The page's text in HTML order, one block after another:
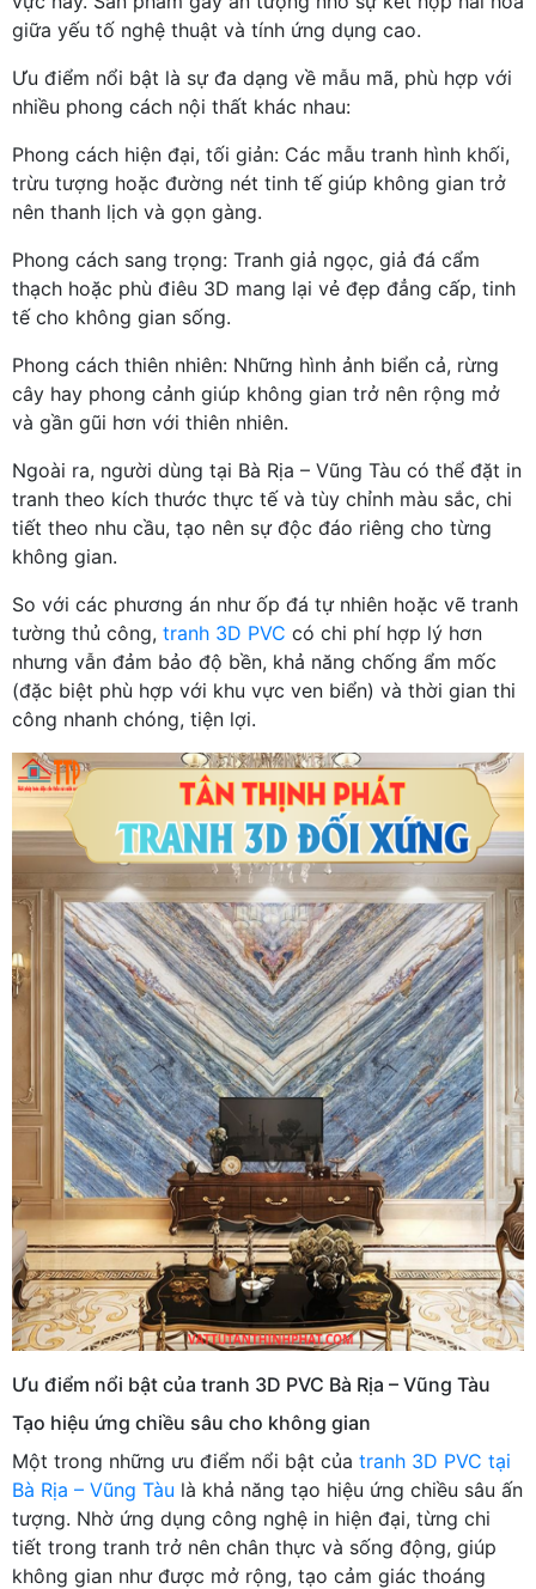
giữa yếu tố nghệ thuật và tính ứng dụng cao.
Ưu điểm nổi bật là sự đa dạng về mẫu mã, phù hợp với
nhiều phong cách nội thất khác nhau:
Phong cách hiện đại, tối giản: Các mẫu tranh hình khối,
trừu tượng hoặc đường nét tinh tế giúp không gian trở
nên thanh lịch và gọn gàng.
Phong cách sang trọng: Tranh giả ngọc, giả đá cẩm
thạch hoặc phù điêu 3D mang lại vẻ đẹp đẳng cấp, tinh
tế cho không gian sống.
Phong cách thiên nhiên: Những hình ảnh biển cả, rừng
cây hay phong cảnh giúp không gian trở nên rộng mở
và gần gũi hơn với thiên nhiên.
Ngoài ra, người dùng tại Bà Rịa – Vũng Tàu có thể đặt in
tranh theo kích thước thực tế và tùy chỉnh màu sắc, chi
tiết theo nhu cầu, tạo nên sự độc đáo riêng cho từng
không gian.
So với các phương án như ốp đá tự nhiên hoặc vẽ tranh
tường thủ công, tranh 3D PVC có chi phí hợp lý hơn
nhưng vẫn đảm bảo độ bền, khả năng chống ẩm mốc
(đặc biệt phù hợp với khu vực ven biển) và thời gian thi
công nhanh chóng, tiện lợi.
Ưu điểm nổi bật của tranh 3D PVC Bà Rịa – Vũng Tàu
Tạo hiệu ứng chiều sâu cho không gian
Một trong những ưu điểm nổi bật của tranh 3D PVC tại
Bà Rịa – Vũng Tàu là khả năng tạo hiệu ứng chiều sâu ấn
tượng. Nhờ ứng dụng công nghệ in hiện đại, từng chi
tiết trong tranh trở nên chân thực và sống động, giúp
không gian như được mở rộng, tạo cảm giác thoáng